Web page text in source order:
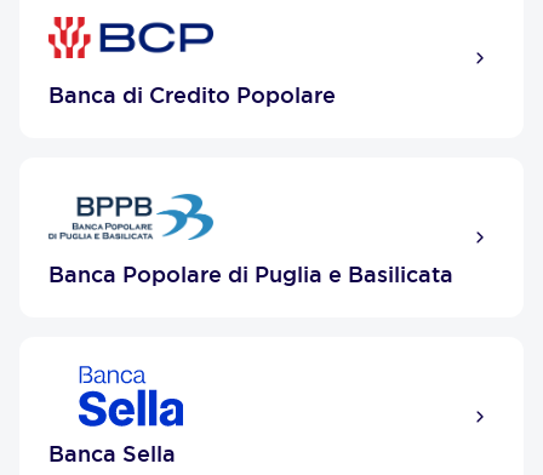
Banca di Credito Popolare
Banca Popolare di Puglia e Basilicata
Banca Sella